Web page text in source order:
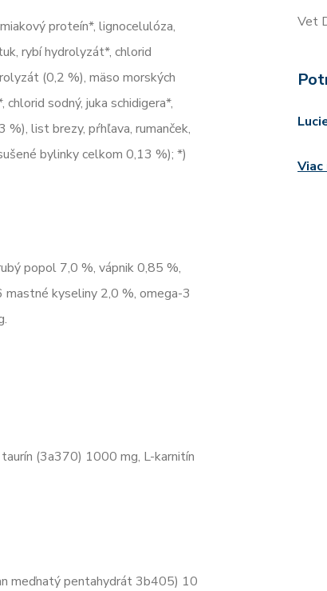
proteín*, lignocelulóza,
rybí hydrolyzát*, chlorid
(0,2 %), mäso morských
sodný, juka schidigera*,
%), list brezy, pŕhľava, rumanček,
bylinky celkom 0,13 %); *)
popol 7,0 %, vápnik 0,85 %,
kyseliny 2,0 %, omega-3
(3a370) 1000 mg, L-karnitín
meďnatý pentahydrát 3b405) 10
Vet
Viac